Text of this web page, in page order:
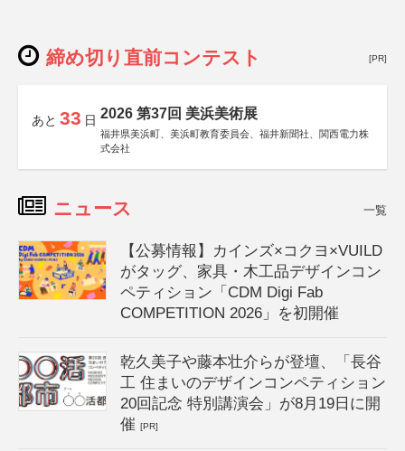
締め切り直前コンテスト [PR]
あと 33 日 2026 第37回 美浜美術展
福井県美浜町、美浜町教育委員会、福井新聞社、関西電力株
式会社
ニュース 一覧
【公募情報】カインズ×コクヨ×VUILD
がタッグ、家具・木工品デザインコン
ペティション「CDM Digi Fab
COMPETITION 2026」を初開催
乾久美子や藤本壮介らが登壇、「長谷
工 住まいのデザインコンペティション
20回記念 特別講演会」が8月19日に開
催[PR]